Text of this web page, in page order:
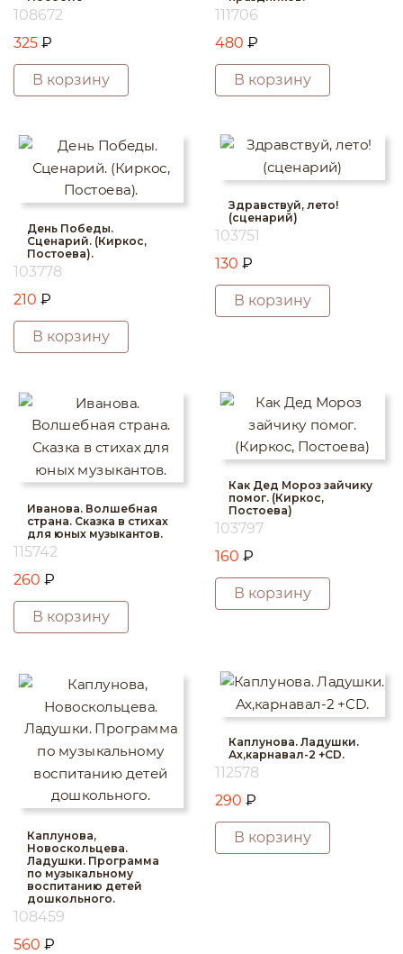
108672
325 ₽
В корзину
111706
480 ₽
В корзину
День Победы.
Сценарий. (Киркос,
Постоева).
103778
210 ₽
В корзину
Здравствуй, лето!
(сценарий)
103751
130 ₽
В корзину
Иванова. Волшебная
страна. Сказка в стихах
для юных музыкантов.
115742
260 ₽
В корзину
Как Дед Мороз зайчику
помог. (Киркос,
Постоева)
103797
160 ₽
В корзину
Каплунова,
Новоскольцева.
Ладушки. Программа
по музыкальному
воспитанию детей
дошкольного.
108459
560 ₽
Каплунова. Ладушки.
Ах,карнавал-2 +CD.
112578
290 ₽
В корзину